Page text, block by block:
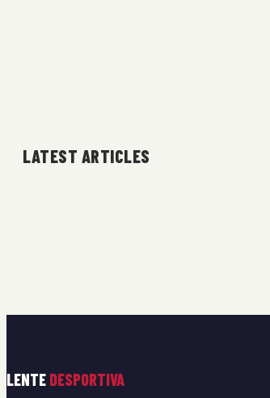
LATEST ARTICLES
LENTE DESPORTIVA